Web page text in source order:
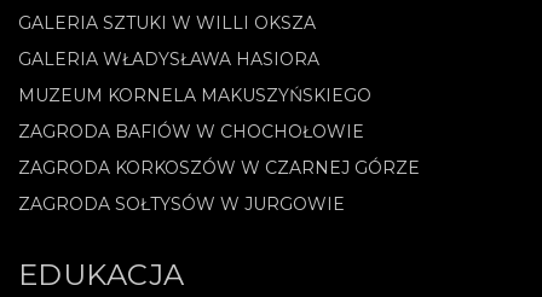
GALERIA SZTUKI W WILLI OKSZA
GALERIA WŁADYSŁAWA HASIORA
MUZEUM KORNELA MAKUSZYŃSKIEGO
ZAGRODA BAFIÓW W CHOCHOŁOWIE
ZAGRODA KORKOSZÓW W CZARNEJ GÓRZE
ZAGRODA SOŁTYSÓW W JURGOWIE
EDUKACJA